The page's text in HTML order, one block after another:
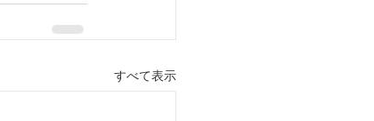
すべて表示